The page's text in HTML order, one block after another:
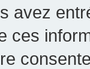
avez
ces